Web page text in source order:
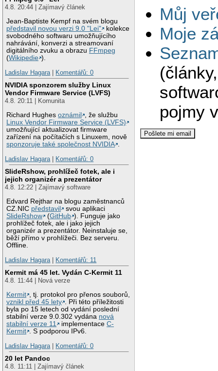
4.8. 20:44 | Zajímavý článek
Jean-Baptiste Kempf na svém blogu
představil novou verzi 9.0 "Lei"
kolekce
svobodného softwaru umožňujícího
nahrávání, konverzi a streamovaní
digitálního zvuku a obrazu FFmpeg
(Wikipedie ).
Ladislav Hagara | Komentářů: 0
NVIDIA sponzorem služby Linux
Vendor Firmware Service (LVFS)
4.8. 20:11 | Komunita
Richard Hughesoznámil
, že službu
Linux Vendor Firmware Service (LVFS)
umožňující aktualizovat firmware
zařízení na počítačích s Linuxem, nově
sponzoruje také společnost NVIDIA .
Ladislav Hagara | Komentářů: 0
SlideRshow, prohlížeč fotek, ale i
jejich organizér a prezentátor
4.8. 12:22 | Zajímavý software
Edvard Rejthar na blogu zaměstnanců
CZ.NIC představil
svou aplikaci
SlideRshow
(GitHub ). Funguje jako
prohlížeč fotek, ale i jako jejich
organizér a prezentátor. Neinstaluje se,
běží přímo v prohlížeči. Bez serveru.
Offline.
Ladislav Hagara | Komentářů: 11
Kermit má 45 let. Vydán C-Kermit 11
4.8. 11:44 | Nová verze
Kermit
, tj. protokol pro přenos souborů,
vznikl před 45 lety
. Při této příležitosti
byla po 15 letech od vydání poslední
stabilní verze 9.0.302 vydána nová
stabilní verze 11
implementaceC-
Kermit
. S podporou IPv6.
Ladislav Hagara | Komentářů: 0
20 let Pandoc
4.8. 11:11 | Zajímavý článek
Můj
Moje
pojmy